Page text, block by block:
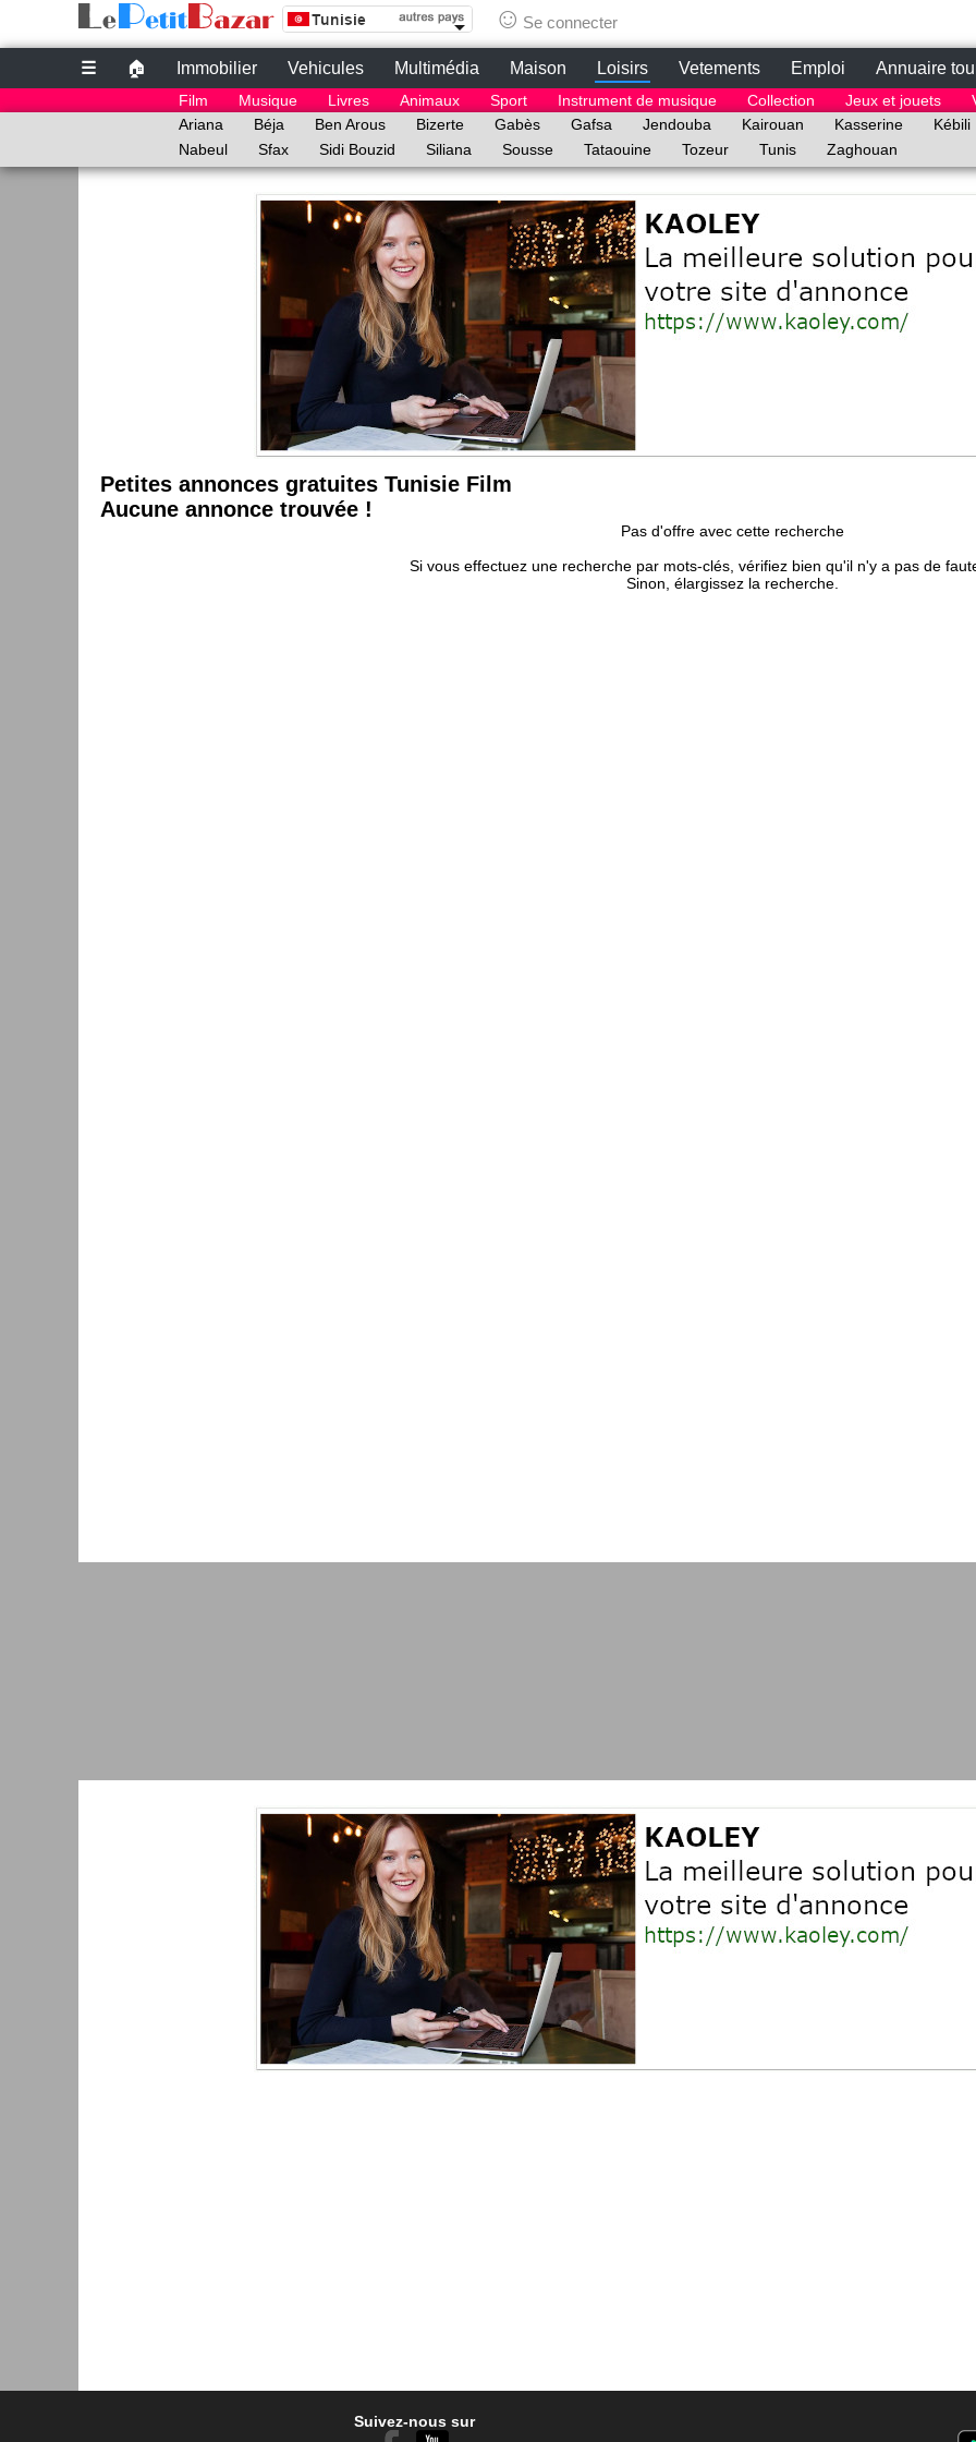
☺ Se connecter
Site de petites Annonces Gratuites au Tunisie | tunisie.lepetitbazar.fr
☰ 🏠 Immobilier Vehicules Multimédia Maison Loisirs Vetements Emploi Annuaire
Petites annonces gratuites au Tunisie
Film Musique Livres Animaux Sport Instrument de musique Collection Jeux et jouets
Ariana
Béja Ben Arous Bizerte Gabès Gafsa Jendouba Kairouan Kasserine Kébili
Nabeul
Sfax Sidi Bouzid Siliana Sousse Tataouine Tozeur Tunis Zaghouan
Petites annonces gratuites Tunisie Film
Aucune annonce trouvée !
Pas d'offre avec cette recherche
Si vous effectuez une recherche par mots-clés, vérifiez bien qu'il n'y a pas de
Sinon, élargissez la recherche.
Suivez-nous sur